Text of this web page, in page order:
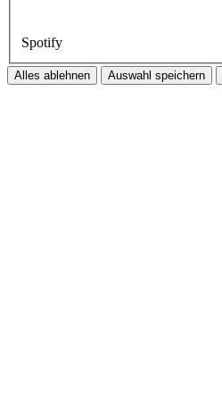
Spotify
Alles ablehnen Auswahl speichern